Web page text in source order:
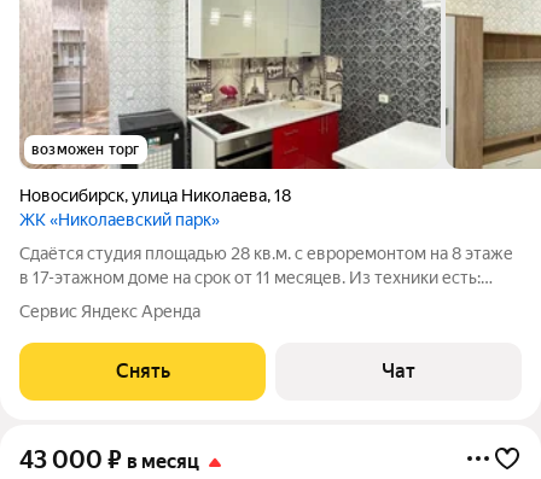
возможен торг
Новосибирск,улица Николаева,18
ЖК «Николаевский парк»
Сдаётся студия площадью 28 кв.м. с евроремонтом на 8 этаже
в 17-этажном доме на срок от 11 месяцев. Из техники есть:
Духовой шкаф Стиральная машина Холодильник Дом -
кирпичный, окна выходят на улицу. Есть консьерж. В подъезде
2 лифта - 1 грузовой
Сервис Яндекс Аренда
Снять Чат
43 000 ₽ в месяц